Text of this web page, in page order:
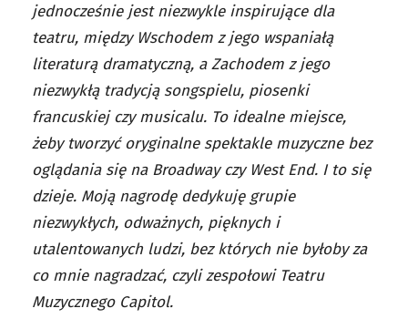
jednocześnie jest niezwykle inspirujące dla
teatru, między Wschodem z jego wspaniałą
literaturą dramatyczną, a Zachodem z jego
niezwykłą tradycją songspielu, piosenki
francuskiej czy musicalu. To idealne miejsce,
żeby tworzyć oryginalne spektakle muzyczne bez
oglądania się na Broadway czy West End. I to się
dzieje. Moją nagrodę dedykuję grupie
niezwykłych, odważnych, pięknych i
utalentowanych ludzi, bez których nie byłoby za
co mnie nagradzać, czyli zespołowi Teatru
Muzycznego Capitol.